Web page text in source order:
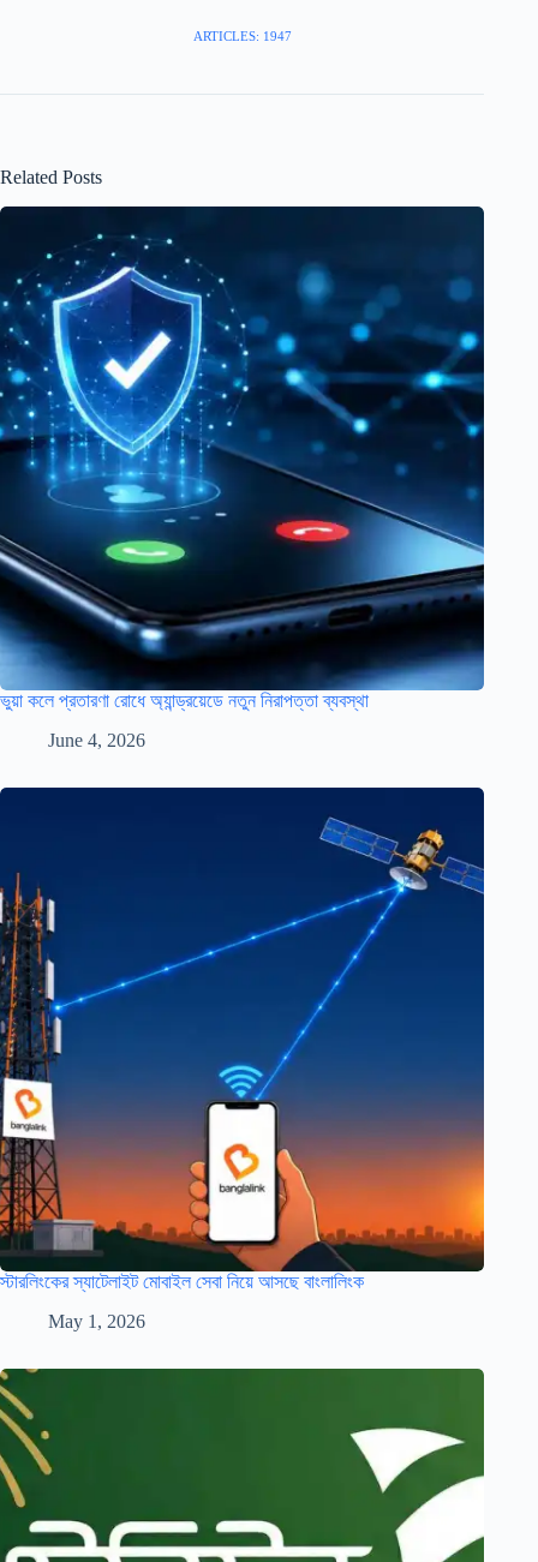
ARTICLES: 1947
Related Posts
ভুয়া কলে প্রতারণা রোধে অ্যান্ড্রয়েডে নতুন নিরাপত্তা ব্যবস্থা
June 4, 2026
স্টারলিংকের স্যাটেলাইট মোবাইল সেবা নিয়ে আসছে বাংলালিংক
May 1, 2026